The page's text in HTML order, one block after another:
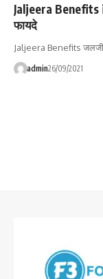
Jaljeera Benefits
फायदे
Jaljeera Benefits
admin26/09/2021